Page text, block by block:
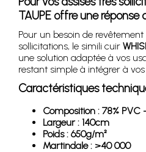
TAUPE offre une réponse
Pour un besoin de
sollicitations, le simili cuir
une solution adaptée à vos
restant simple à intégrer à vos
Caractéristiques
Composition : 78% PVC
Largeur : 140cm
Poids : 650g/m²
Martindale : >40 000